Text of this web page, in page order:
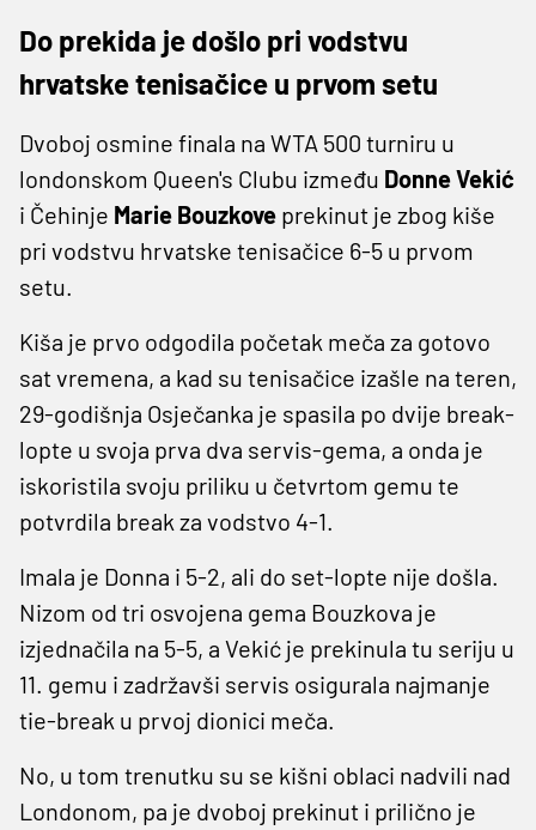
Do prekida je došlo pri vodstvu
hrvatske tenisačice u prvom setu
Dvoboj osmine finala na WTA 500 turniru u
londonskom Queen's Clubu između Donne Vekić
i Čehinje Marie Bouzkove prekinut je zbog kiše
pri vodstvu hrvatske tenisačice 6-5 u prvom
setu.
Kiša je prvo odgodila početak meča za gotovo
sat vremena, a kad su tenisačice izašle na teren,
29-godišnja Osječanka je spasila po dvije break-
lopte u svoja prva dva servis-gema, a onda je
iskoristila svoju priliku u četvrtom gemu te
potvrdila break za vodstvo 4-1.
Imala je Donna i 5-2, ali do set-lopte nije došla.
Nizom od tri osvojena gema Bouzkova je
izjednačila na 5-5, a Vekić je prekinula tu seriju u
11. gemu i zadržavši servis osigurala najmanje
tie-break u prvoj dionici meča.
No, u tom trenutku su se kišni oblaci nadvili nad
Londonom, pa je dvoboj prekinut i prilično je